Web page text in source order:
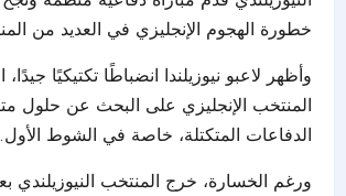
خطورة الهجوم الإنجليزي في العديد من
وأظهر لاعبو نيوزيلندا انضباطًا تكتيكيًا جيدًا،
المنتخب الإنجليزي على البحث عن حلول
الدفاعات المتكتلة، خاصة في الشوط الأول.
ورغم الخسارة، خرج المنتخب النيوزيلندي